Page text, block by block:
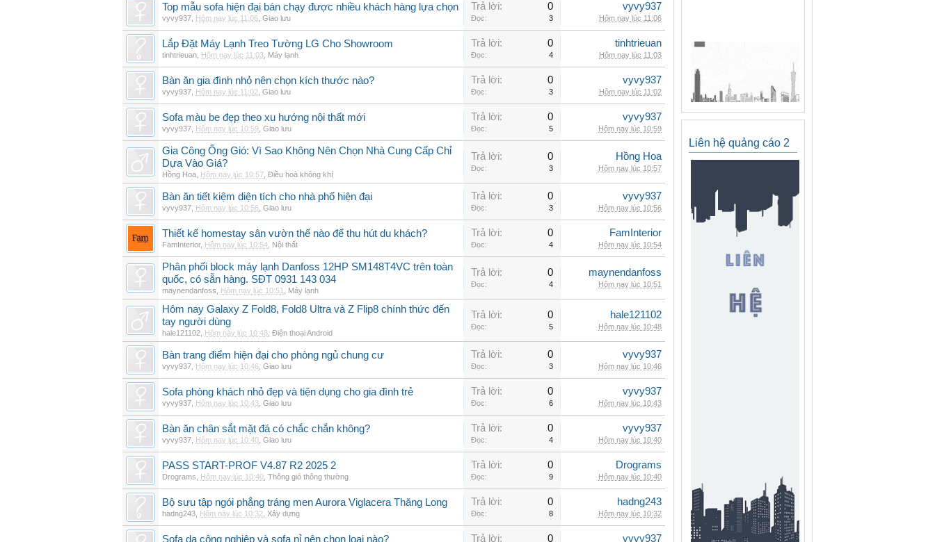
Top mẫu sofa hiện đại bán chạy được nhiều khách hàng lựa chọn
vyvy937 Hôm nay lúc 11:06 Giao lưu
Trả lời: 0
Đọc: 3
vyvy937
Hôm nay lúc 11:06
Lắp Đặt Máy Lạnh Treo Tường LG Cho Showroom
tinhtrieuan Hôm nay lúc 11:03 Máy lạnh
Trả lời: 0
Đọc: 4
tinhtrieuan
Hôm nay lúc 11:03
Bàn ăn gia đình nhỏ nên chọn kích thước nào?
vyvy937 Hôm nay lúc 11:02 Giao lưu
Trả lời: 0
Đọc: 3
vyvy937
Hôm nay lúc 11:02
Sofa màu be đẹp theo xu hướng nội thất mới
vyvy937 Hôm nay lúc 10:59 Giao lưu
Trả lời: 0
Đọc: 5
vyvy937
Hôm nay lúc 10:59
Gia Công Ống Gió: Vì Sao Không Nên Chọn Nhà Cung Cấp Chỉ
Dựa Vào Giá?
Hồng Hoa Hôm nay lúc 10:57 Điều hoà không khí
Trả lời: 0
Đọc: 3
Hồng Hoa
Hôm nay lúc 10:57
Bàn ăn tiết kiệm diện tích cho nhà phố hiện đại
vyvy937 Hôm nay lúc 10:56 Giao lưu
Trả lời: 0
Đọc: 3
vyvy937
Hôm nay lúc 10:56
Thiết kế homestay sân vườn thế nào để thu hút du khách?
FamInterior, Hôm nay lúc 10:54 Nội thất
Trả lời: 0
Đọc: 4
FamInterior
Hôm nay lúc 10:54
Phân phối block máy lạnh Danfoss 12HP SM148T4VC trên toàn
quốc, có sẵn hàng. SĐT 0931 143 034
maynendanfoss Hôm nay lúc 10:51 Máy lạnh
Trả lời: 0
Đọc: 4
maynendanfoss
Hôm nay lúc 10:51
Hôm nay Galaxy Z Fold8, Fold8 Ultra và Z Flip8 chính thức đến
tay người dùng
hale121102 Hôm nay lúc 10:48 Điện thoại Android
Trả lời: 0
Đọc: 5
hale121102
Hôm nay lúc 10:48
Bàn trang điểm hiện đại cho phòng ngủ chung cư
vyvy937 Hôm nay lúc 10:46 Giao lưu
Trả lời: 0
Đọc: 3
vyvy937
Hôm nay lúc 10:46
Sofa phòng khách nhỏ đẹp và tiện dụng cho gia đình trẻ
vyvy937 Hôm nay lúc 10:43 Giao lưu
Trả lời: 0
Đọc: 6
vyvy937
Hôm nay lúc 10:43
Bàn ăn chân sắt mặt đá có chắc chắn không?
vyvy937 Hôm nay lúc 10:40 Giao lưu
Trả lời: 0
Đọc: 4
vyvy937
Hôm nay lúc 10:40
PASS START-PROF V4.87 R2 2025 2
Drograms Hôm nay lúc 10:40 Thông gió thông thường
Trả lời: 0
Đọc: 9
Drograms
Hôm nay lúc 10:40
Bộ sưu tập ngói phẳng tráng men Aurora Viglacera Thăng Long
hadng243 Hôm nay lúc 10:32 Xây dựng
Trả lời: 0
Đọc: 8
hadng243
Hôm nay lúc 10:32
Sofa da công nghiệp và sofa nỉ nên chọn loại nào? Trả lời: 0 vyvy937
Liên hệ quảng cáo 2